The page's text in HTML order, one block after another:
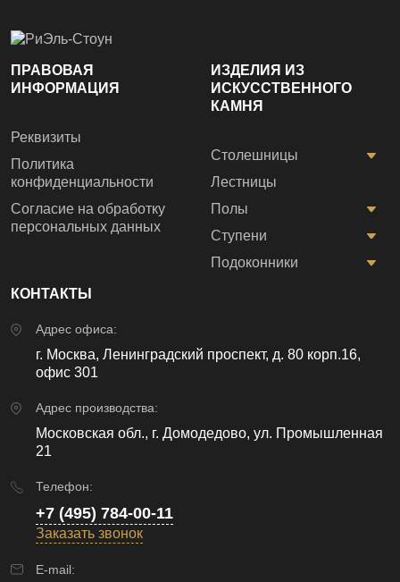
ПРАВОВАЯ
ИНФОРМАЦИЯ
Реквизиты
Политика
конфиденциальности
Согласие на обработку
персональных данных
ИЗДЕЛИЯ ИЗ
ИСКУССТВЕННОГО
КАМНЯ
Столешницы
Лестницы
Полы
Ступени
Подоконники
КОНТАКТЫ
Адрес офиса:
г. Москва, Ленинградский проспект, д. 80 корп.16,
офис 301
Адрес производства:
Московская обл., г. Домодедово, ул. Промышленная
21
Телефон:
+7 (495) 784-00-11
Заказать звонок
E-mail: